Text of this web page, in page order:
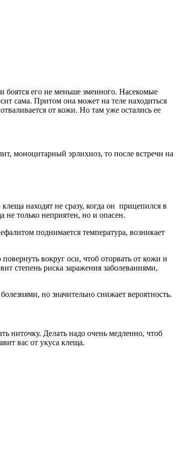
боятся его не меньше змеиного. Насекомые
сама. Притом она может на теле находиться
от кожи. Но там уже остались ее
моноцитарный эрлихиоз, то после встречи на
находят не сразу, когда он прицепился в
не только неприятен, но и опасен.
поднимается температура, возникает
вокруг оси, чтоб оторвать от кожи и
степень риска заражения заболеваниями,
но значительно снижает вероятность.
ниточку. Делать надо очень медленно, чтоб
вас от укуса клеща.